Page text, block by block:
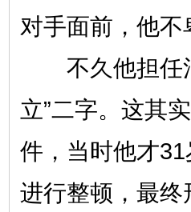
对手面前，他
不久他担任清
立”二字。这其
件，当时他才
进行整顿，最终